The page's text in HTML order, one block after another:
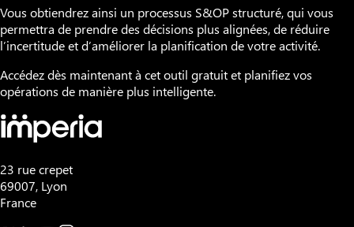
Vous obtiendrez ainsi un processus S&OP structuré, qui vous
permettra de prendre des décisions plus alignées, de réduire
l’incertitude et d’améliorer la planification de votre activité.
Accédez dès maintenant à cet outil gratuit et planifiez vos
opérations de manière plus intelligente.
23 rue crepet
69007, Lyon
France